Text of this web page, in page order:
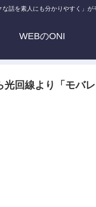
な話を素人にも分かりやすく」が
WEBのONI
回線より「モバレ